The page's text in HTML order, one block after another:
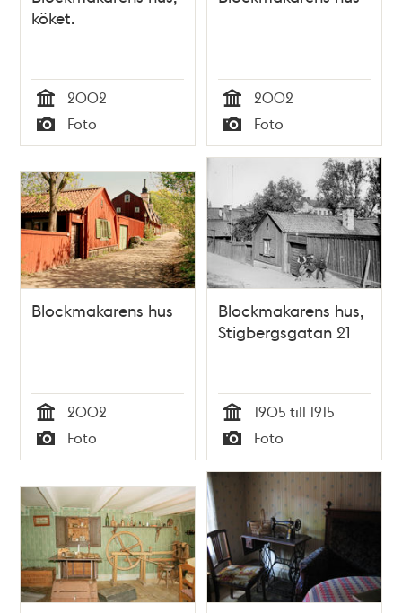
köket.
Tid
2002
Typ
Foto Tid
2002
Typ
Foto
Blockmakarens hus
Tid
2002
Typ
Foto
Blockmakarens hus,
Stigbergsgatan 21
Tid
1905 till 1915
Typ
Foto